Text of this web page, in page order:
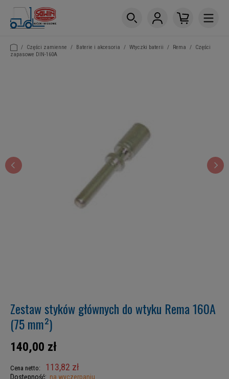
/ Części zamienne / Baterie i akcesoria / Wtyczki baterii / Rema /
Części
zapasowe DIN-160A
Zestaw styków głównych do wtyku Rema 160A
(75 mm²)
140,00 zł
Cena netto: 113,82 zł
Dostępność: na wyczerpaniu